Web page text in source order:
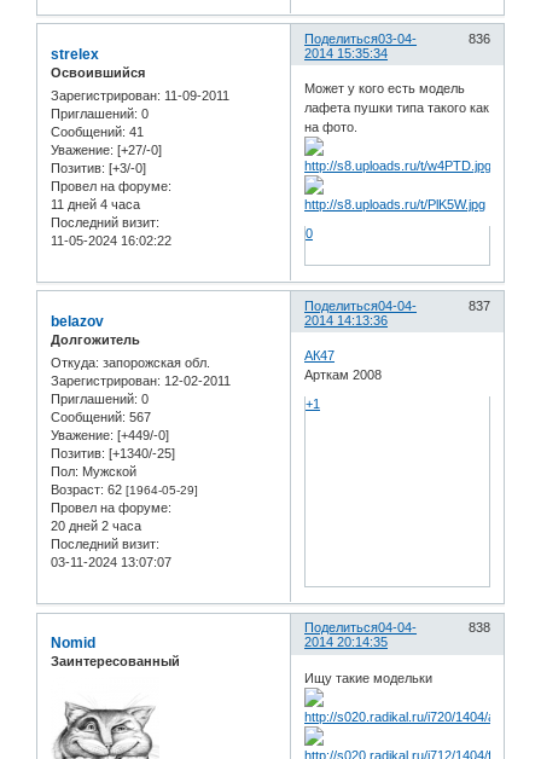
Поделиться 836
03-04-
2014 15:35:34
strelex
Освоившийся
Зарегистрирован: 11-09-2011
Приглашений: 0
Сообщений: 41
Уважение: [+27/-0]
Позитив: [+3/-0]
Провел на форуме:
11 дней 4 часа
Последний визит:
11-05-2024 16:02:22
Может у кого есть модель
лафета пушки типа такого как
на фото.
0
Поделиться 837
04-04-
2014 14:13:36
belazov
Долгожитель
Откуда: запорожская обл.
Зарегистрирован: 12-02-2011
Приглашений: 0
Сообщений: 567
Уважение: [+449/-0]
Позитив: [+1340/-25]
Пол: Мужской
Возраст: 62 [1964-05-29]
Провел на форуме:
20 дней 2 часа
Последний визит:
03-11-2024 13:07:07
АК47
Арткам 2008
+1
Поделиться 838
04-04-
2014 20:14:35
Nomid
Заинтересованный
Ищу такие модельки